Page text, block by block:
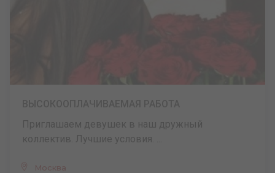
Приглашаем девушек в наш дружный
коллектив. Лучшие условия. ...
Москва